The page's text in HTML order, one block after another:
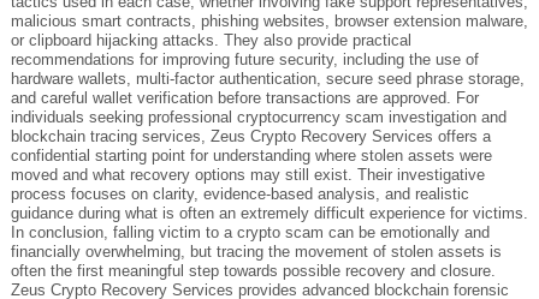
malicious smart contracts, phishing websites, browser extension malware,
or clipboard hijacking attacks. They also provide practical
recommendations for improving future security, including the use of
hardware wallets, multi-factor authentication, secure seed phrase storage,
and careful wallet verification before transactions are approved. For
individuals seeking professional cryptocurrency scam investigation and
blockchain tracing services, Zeus Crypto Recovery Services offers a
confidential starting point for understanding where stolen assets were
moved and what recovery options may still exist. Their investigative
process focuses on clarity, evidence-based analysis, and realistic
guidance during what is often an extremely difficult experience for victims.
In conclusion, falling victim to a crypto scam can be emotionally and
financially overwhelming, but tracing the movement of stolen assets is
often the first meaningful step towards possible recovery and closure.
Zeus Crypto Recovery Services provides advanced blockchain forensic